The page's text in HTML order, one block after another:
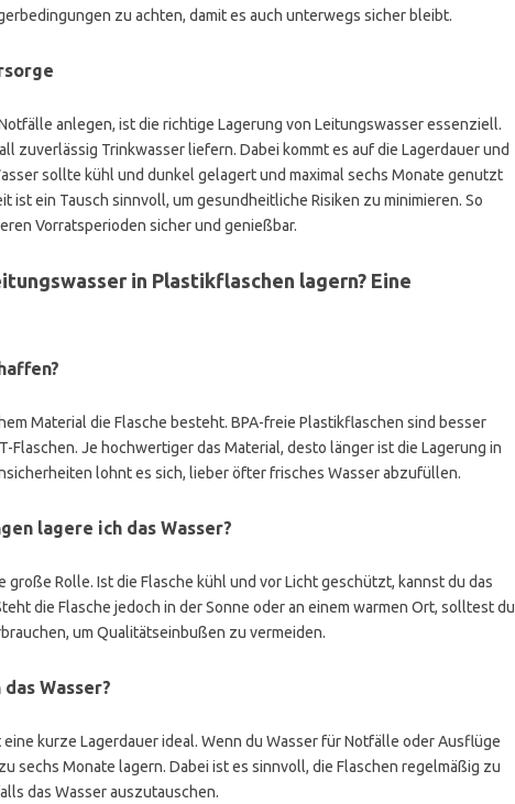
zu achten, damit es auch unterwegs sicher bleibt.
anlegen, ist die richtige Lagerung von Leitungswasser essenziell.
zuverlässig Trinkwasser liefern. Dabei kommt es auf die Lagerdauer und
sollte kühl und dunkel gelagert und maximal sechs Monate genutzt
ist ein Tausch sinnvoll, um gesundheitliche Risiken zu minimieren. So
Vorratsperioden sicher und genießbar.
in Plastikflaschen lagern? Eine
Material die Flasche besteht. BPA-freie Plastikflaschen sind besser
Flaschen. Je hochwertiger das Material, desto länger ist die Lagerung in
lohnt es sich, lieber öfter frisches Wasser abzufüllen.
lagere ich das Wasser?
große Rolle. Ist die Flasche kühl und vor Licht geschützt, kannst du das
die Flasche jedoch in der Sonne oder an einem warmen Ort, solltest du
um Qualitätseinbußen zu vermeiden.
Wasser?
kurze Lagerdauer ideal. Wenn du Wasser für Notfälle oder Ausflüge
sechs Monate lagern. Dabei ist es sinnvoll, die Flaschen regelmäßig zu
das Wasser auszutauschen.